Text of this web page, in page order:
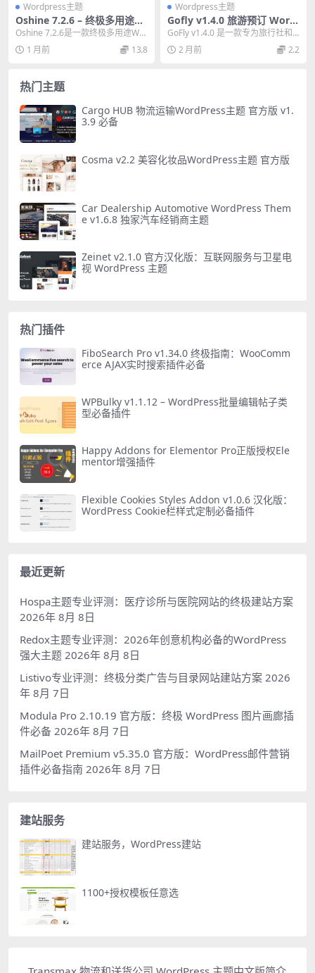
Wordpress主题
Oshine 7.2.6 – 终极多用途W
ordPress主题（2025版）
Oshine 7.2.6是一款终极多用途Wor
dPress主题，适用于创意机构、...
1 月前 13.8
Wordpress主题
Gofly v1.4.0 旅游预订 Word
Press 主题：官方终极版
GoFly v1.4.0 是一款专为旅行社和
旅游预订平台设计的 WordPres...
2 月前 2.2
热门主题
Cargo HUB 物流运输WordPress主题 官方版 v1.
3.9 必备
Cosma v2.2 美容化妆品WordPress主题 官方版
Car Dealership Automotive WordPress Them
e v1.6.8 独家汽车经销商主题
Zeinet v2.1.0 官方汉化版：互联网服务与卫星电
视 WordPress 主题
热门插件
FiboSearch Pro v1.34.0 终极指南：WooComm
erce AJAX实时搜索插件必备
WPBulky v1.1.12 – WordPress批量编辑帖子类
型必备插件
Happy Addons for Elementor Pro正版授权Ele
mentor增强插件
Flexible Cookies Styles Addon v1.0.6 汉化版：
WordPress Cookie栏样式定制必备插件
最近更新
Hospa主题专业评测：医疗诊所与医院网站的终极建站方案
2026年 8月 8日
Redox主题专业评测：2026年创意机构必备的WordPress
强大主题 2026年 8月 8日
Listivo专业评测：终极分类广告与目录网站建站方案 2026
年 8月 7日
Modula Pro 2.10.19 官方版：终极 WordPress 图片画廊插
件必备 2026年 8月 7日
MailPoet Premium v5.35.0 官方版：WordPress邮件营销
插件必备指南 2026年 8月 7日
建站服务
建站服务，WordPress建站
1100+授权模板任意选